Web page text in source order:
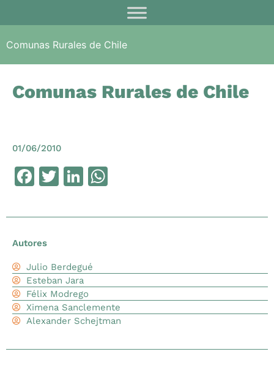
Comunas Rurales de Chile
Comunas Rurales de Chile
01/06/2010
Facebook
TwitterLinkedIn
Autores
Julio Berdegué
Esteban Jara
Félix Modrego
Ximena Sanclemente
Alexander Schejtman